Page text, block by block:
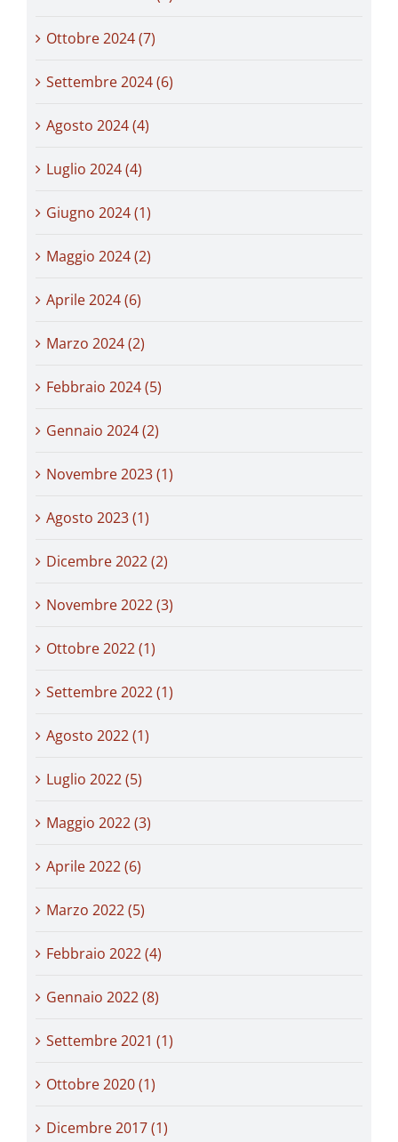
Ottobre 2024 (7)
Settembre 2024 (6)
Agosto 2024 (4)
Luglio 2024 (4)
Giugno 2024 (1)
Maggio 2024 (2)
Aprile 2024 (6)
Marzo 2024 (2)
Febbraio 2024 (5)
Gennaio 2024 (2)
Novembre 2023 (1)
Agosto 2023 (1)
Dicembre 2022 (2)
Novembre 2022 (3)
Ottobre 2022 (1)
Settembre 2022 (1)
Agosto 2022 (1)
Luglio 2022 (5)
Maggio 2022 (3)
Aprile 2022 (6)
Marzo 2022 (5)
Febbraio 2022 (4)
Gennaio 2022 (8)
Settembre 2021 (1)
Ottobre 2020 (1)
Dicembre 2017 (1)